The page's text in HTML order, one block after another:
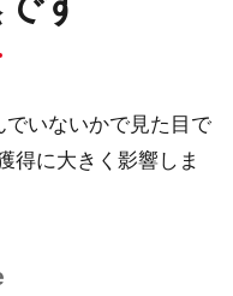
いないかで見た目で
得に大きく影響しま